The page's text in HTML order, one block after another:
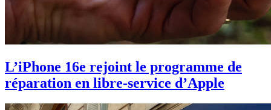
L’iPhone 16e rejoint le programme de
réparation en libre-service d’Apple